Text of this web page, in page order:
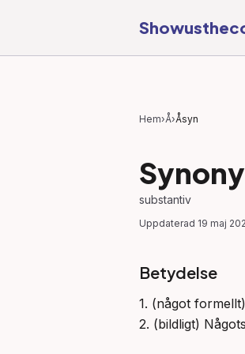
Hem›Å›Åsyn
substantiv
Uppdaterad 19 maj
Betydelse
1. (något
2. (bildligt)